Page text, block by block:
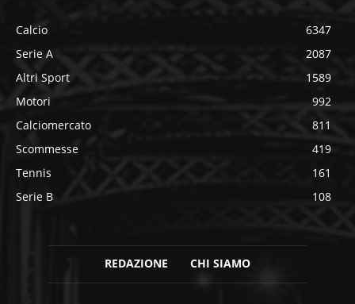
Calcio
6347
Serie A
2087
Altri Sport
1589
Motori
992
Calciomercato
811
Scommesse
419
Tennis
161
Serie B
108
REDAZIONE CHI SIAMO